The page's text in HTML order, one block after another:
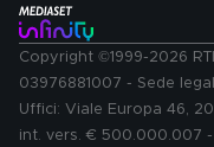
Copyright ©1999-2026
03976881007 - Sede
Uffici: Viale Europa 46,
int. vers. € 500.000.007 -